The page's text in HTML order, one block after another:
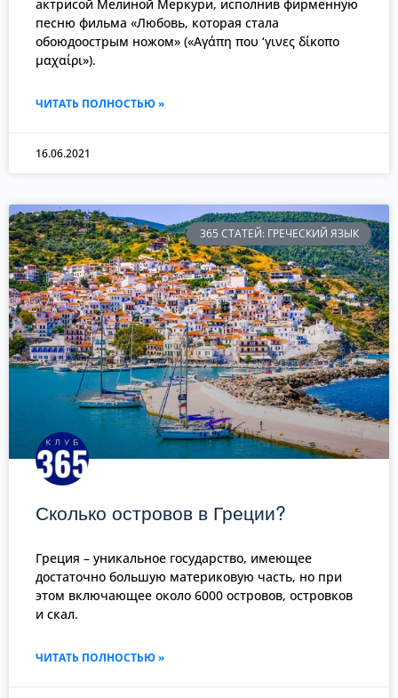
актрисой Мелиной Меркури, исполнив фирменную
песню фильма «Любовь, которая стала
обоюдоострым ножом» («Αγάπη που ‘γινες δίκοπο
μαχαίρι»).
ЧИТАТЬ ПОЛНОСТЬЮ »
16.06.2021
365 СТАТЕЙ: ГРЕЧЕСКИЙ ЯЗЫК
Сколько островов в Греции?
Греция – уникальное государство, имеющее
достаточно большую материковую часть, но при
этом включающее около 6000 островов, островков
и скал.
ЧИТАТЬ ПОЛНОСТЬЮ »